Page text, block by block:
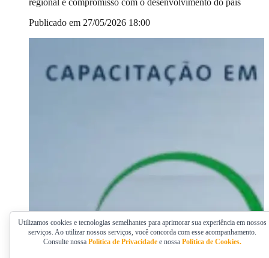
regional e compromisso com o desenvolvimento do país
Publicado em 27/05/2026 18:00
Utilizamos cookies e tecnologias semelhantes para aprimorar sua experiência em nossos
serviços. Ao utilizar nossos serviços, você concorda com esse acompanhamento.
Consulte nossa Política de Privacidade e nossa Política de Cookies.